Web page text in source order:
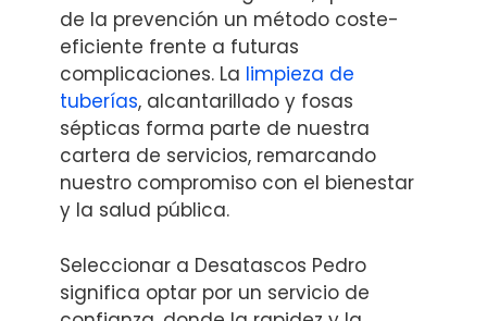
de la prevención un método coste-
eficiente frente a futuras
complicaciones. La limpieza de
tuberías, alcantarillado y fosas
sépticas forma parte de nuestra
cartera de servicios, remarcando
nuestro compromiso con el bienestar
y la salud pública.
Seleccionar a Desatascos Pedro
significa optar por un servicio de